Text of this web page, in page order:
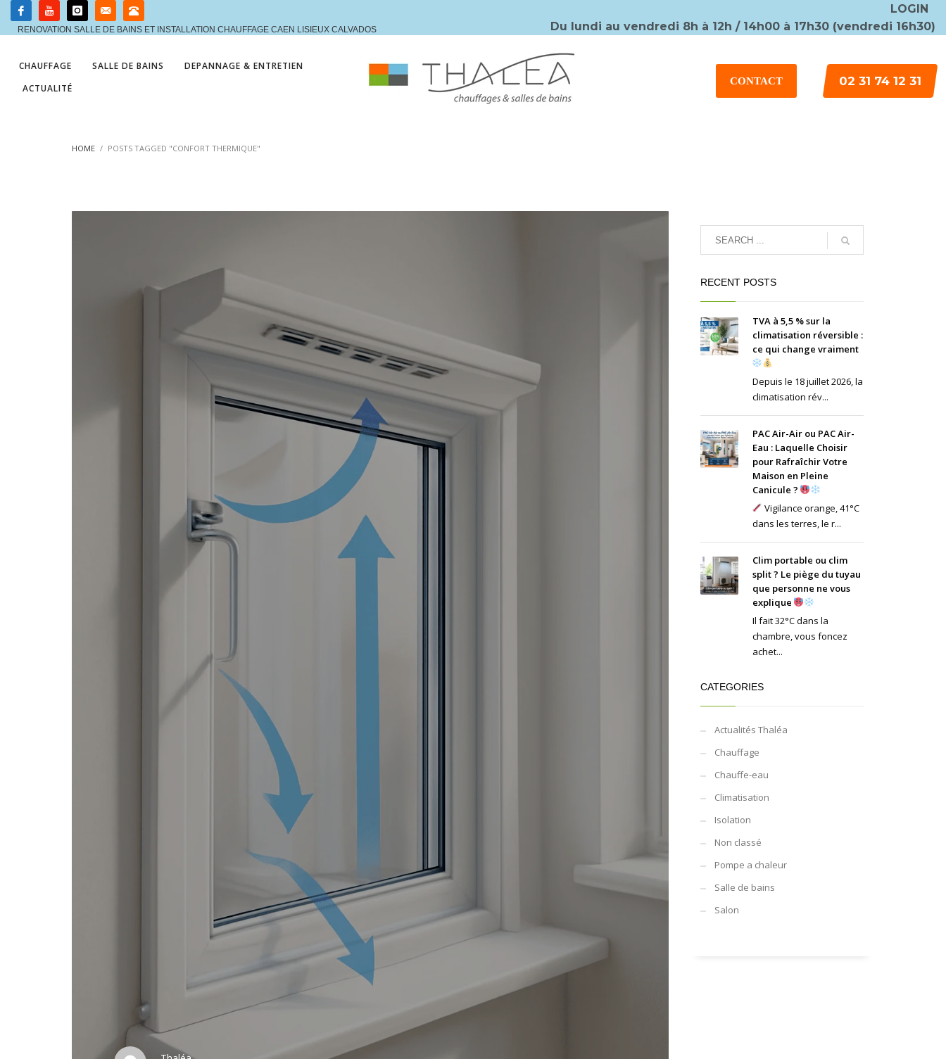
RENOVATION SALLE DE BAINS ET INSTALLATION CHAUFFAGE CAEN LISIEUX CALVADOS
LOGIN
Du lundi au vendredi 8h à 12h / 14h00 à 17h30 (vendredi 16h30)
CHAUFFAGE SALLE DE BAINS
DEPANNAGE & ENTRETIEN
ACTUALITÉ
CONTACT 02 31 74 12 31
HOME POSTS TAGGED "CONFORT THERMIQUE"
RECENT POSTS
TVA à 5,5 % sur la
climatisation réversible :
ce qui change vraiment
Depuis le 18 juillet 2026, la
climatisation rév...
PAC Air-Air ou PAC Air-
Eau : Laquelle Choisir
pour Rafraîchir Votre
Maison en Pleine
Canicule ?
Vigilance orange, 41°C
dans les terres, le r...
Clim portable ou clim
split ? Le piège du tuyau
que personne ne vous
explique
Il fait 32°C dans la
chambre, vous foncez
achet...
CATEGORIES
Actualités Thaléa
Chauffage
Chauffe-eau
Climatisation
Isolation
Non classé
Pompe a chaleur
Salle de bains
Salon